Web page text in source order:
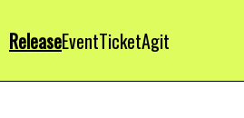
ReleaseEventTicketAgit